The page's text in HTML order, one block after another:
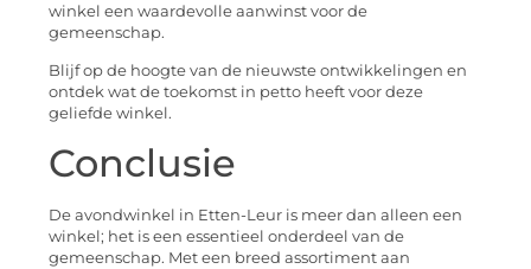
winkel een waardevolle aanwinst voor de
gemeenschap.
Blijf op de hoogte van de nieuwste ontwikkelingen en
ontdek wat de toekomst in petto heeft voor deze
geliefde winkel.
Conclusie
De avondwinkel in Etten-Leur is meer dan alleen een
winkel; het is een essentieel onderdeel van de
gemeenschap. Met een breed assortiment aan